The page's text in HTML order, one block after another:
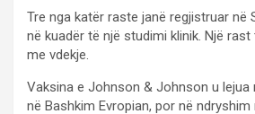
Tre nga katër raste janë regjistruar në
në kuadër të një studimi klinik. Një
me vdekje.
Vaksina e Johnson & Johnson u lejua
në Bashkim Evropian, por në